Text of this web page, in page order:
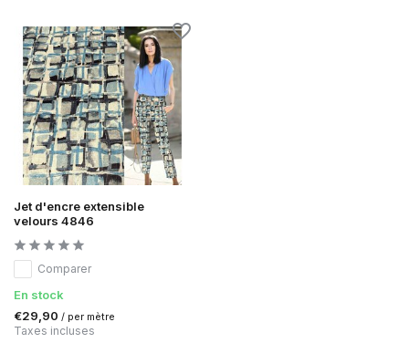
Jet d'encre extensible
velours 4846
Comparer
En stock
€29,90 / per mètre
Taxes incluses